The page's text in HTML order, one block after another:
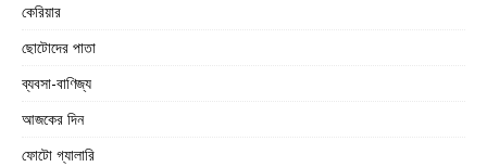
কেরিয়ার
ছোটোদের পাতা
ব্যবসা-বাণিজ্য
আজকের দিন
ফোটো গ্যালারি